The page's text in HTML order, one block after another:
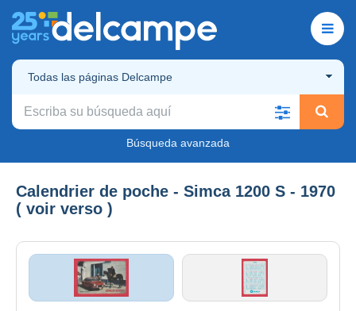
Todas las páginas Delcampe
Búsqueda avanzada
Calendrier de poche - Simca 1200 S - 1970
( voir verso )